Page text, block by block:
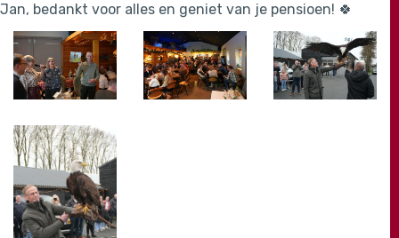
Jan, bedankt voor alles en geniet van je pensioen! 🍀